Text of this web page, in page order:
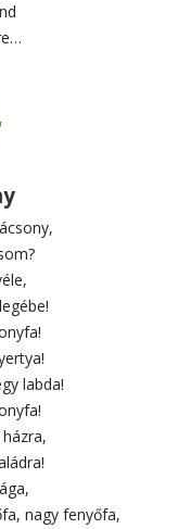
labda!
nagy fenyőfa,